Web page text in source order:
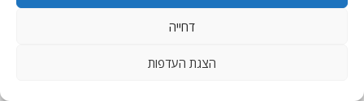
דחייה
הצגת העדפות